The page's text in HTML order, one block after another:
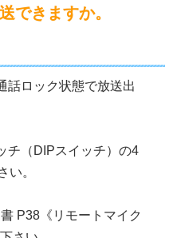
できますか。
話ロック状態で放送出
チ（DIPスイッチ）の4
い。
P38《リモートマイク